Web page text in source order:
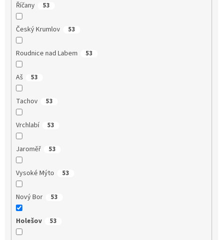
Říčany 53
Český Krumlov 53
Roudnice nad Labem 53
Aš 53
Tachov 53
Vrchlabí 53
Jaroměř 53
Vysoké Mýto 53
Nový Bor 53
Holešov 53